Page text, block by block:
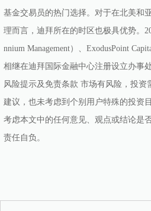
基金交易员的热门选择。对于在北美和
理而言，迪拜所在的时区也极具优势。
nnium Management）、ExodusPoint
相继在迪拜国际金融中心注册设立办事处
风险提示及免责条款 市场有风险，投资
建议，也未考虑到个别用户特殊的投资
考虑本文中的任何意见、观点或结论是
责任自负。